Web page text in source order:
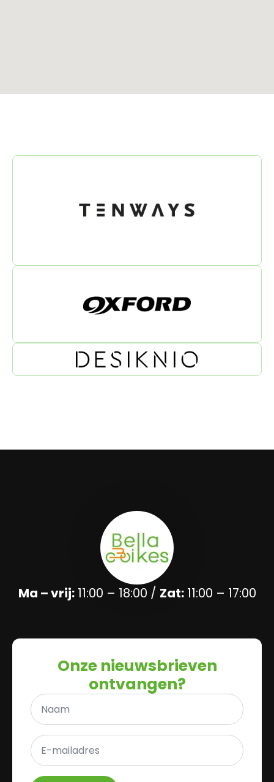
Ma – vrij:11:00 – 18:00 / Zat:11:00 – 17:00
Onze nieuwsbrieven
ontvangen?
Naam
E-
mailadres
*